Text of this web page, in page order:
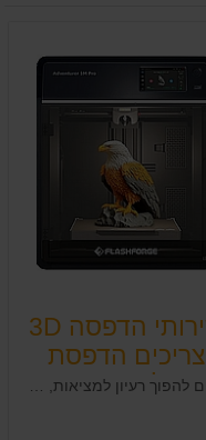
שירותי הדפסה 3D
צריכים הדפסת
תלת מימד